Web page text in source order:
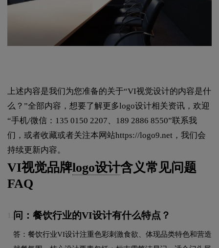
上述内容是我们为您准备的关于“VI视觉设计的内容是什
么？”全部内容，想要了解更多logo设计相关资讯，欢迎
“手机/微信：135 0150 2207、189 2886 8550”联系我
们，或者收藏或者关注本网站https://logo9.net ，我们会
持续更新内容。
VI视觉品牌logo设计含义常见问题
FAQ
问：餐饮行业的VI设计有什么特点？
答：餐饮行业VI设计注重色彩刺激食欲、体现品类特色和营造